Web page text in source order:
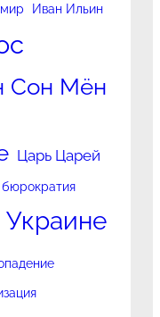
Иван Ильин
Сон Мён
Царь Царей
бюрократия
Украине